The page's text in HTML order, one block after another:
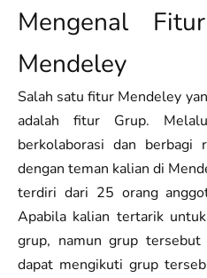
Mengenal
Mendeley
Salah satu fitur Mendeley
adalah fitur Grup.
berkolaborasi dan
dengan teman kalian di
terdiri dari 25 orang
Apabila kalian tertarik
grup, namun grup
dapat mengikuti grup